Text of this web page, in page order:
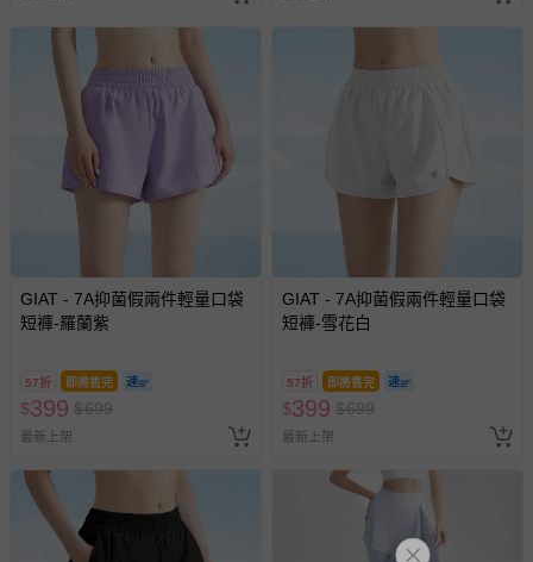
國際航空、客運、訂房等服務。
相關的退換貨辦理流程，可詳見：
其他常見問題：
運送服務：目前提供的運送僅限台灣本島。如您位於離島地
區，可能會無法配送，或須依據商品需加收離島運費。廠商
亦保留出貨與否的權利。離島、偏遠地區、樓層親送等加價
商品實際的配達日期，可於訂單個人資料內的查詢訂單內，
已出貨通知之訊息為主。
如您收到商品，請依正常流程檢查是否完好，若商品遇瑕疵
情形，您可申請更換新品或退貨，請見：退貨的辦理流程
若您對於會員帳號、商品訂購與資訊、購物流程、付款方
問，你可詳見：
媽咪愛客服中心
預購商品：預購為海外同步代購，遇缺貨即會通知媽咪並協
助取消退款事宜。
GIAT - 7A抑菌假兩件輕量口袋
短褲-羅蘭紫
57折 即將售完
$399 $699
最新上架
GIAT - 7A抑菌假兩件輕量口袋
短褲-雪花白
57折 即將售完
$399 $699
最新上架